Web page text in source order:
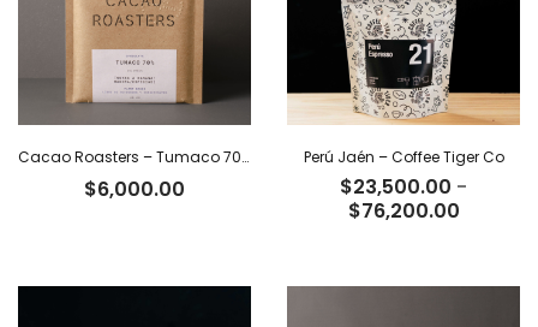
Cacao Roasters – Tumaco 70% x 40 g
$6,000.00
Perú Jaén – Coffee Tiger Co
$23,500.00 -
$76,200.00Rango
desde